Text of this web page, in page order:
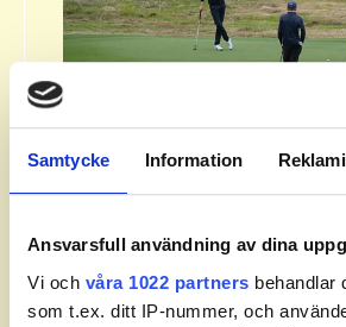
Samtycke Information
Ansvarsfull användning av dina
Vi och våra 1022 partners behandlar
som t.ex. ditt IP-nummer, och
Om Svenska
1.​
och näst högsta av tourens
division 3, division 2, division
Tävlingen ingår i SGF Golf